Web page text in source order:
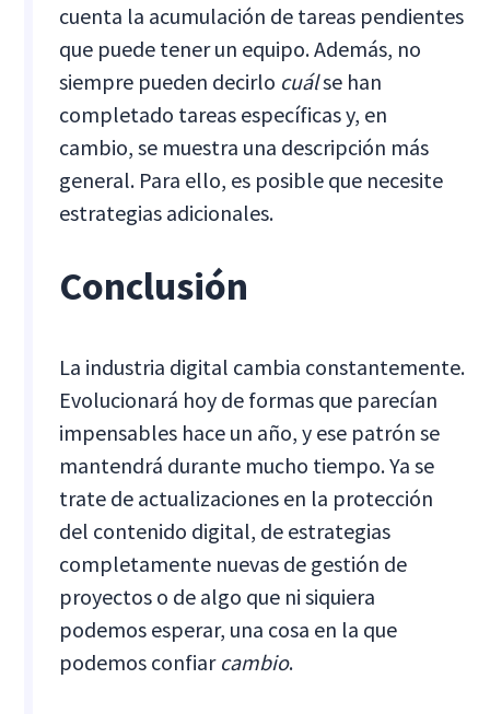
cuenta la acumulación de tareas pendientes
que puede tener un equipo. Además, no
siempre pueden decirlo cuálse han
completado tareas específicas y, en
cambio, se muestra una descripción más
general. Para ello, es posible que necesite
estrategias adicionales.
Conclusión
La industria digital cambia constantemente.
Evolucionará hoy de formas que parecían
impensables hace un año, y ese patrón se
mantendrá durante mucho tiempo. Ya se
trate de actualizaciones en la protección
del contenido digital, de estrategias
completamente nuevas de gestión de
proyectos o de algo que ni siquiera
podemos esperar, una cosa en la que
podemos confiar cambio.